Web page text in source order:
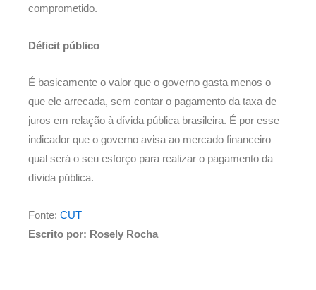
comprometido.
Déficit público
É basicamente o valor que o governo gasta menos o
que ele arrecada, sem contar o pagamento da taxa de
juros em relação à dívida pública brasileira. É por esse
indicador que o governo avisa ao mercado financeiro
qual será o seu esforço para realizar o pagamento da
dívida pública.
Fonte: CUT
Escrito por: Rosely Rocha